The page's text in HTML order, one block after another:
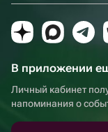
В приложении
Личный кабинет
напоминания о